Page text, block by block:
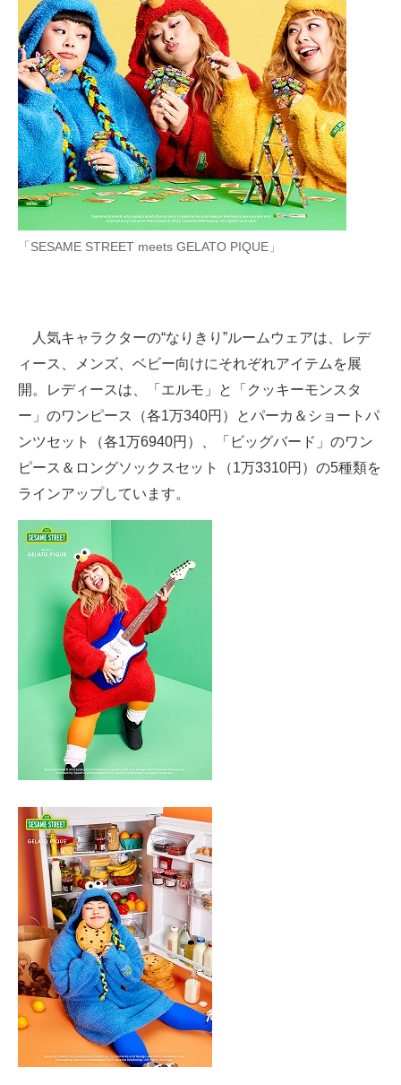
IT製品の技術・比較・事例
製造業のIT導入・活用を支援
モノづくり技術者専門サイト
エレクトロニクス専門サイト
電子設計の基本と応用
エネルギーの専門メディア
建設×テクノロジーの最前線
「SESAME STREET meets GELATO PIQUE」
人気キャラクターの“なりきり”ルームウェアは、レデ
ィース、メンズ、ベビー向けにそれぞれアイテムを展
開。レディースは、「エルモ」と「クッキーモンスタ
ー」のワンピース（各1万340円）とパーカ＆ショートパ
ンツセット（各1万6940円）、「ビッグバード」のワン
ピース＆ロングソックスセット（1万3310円）の5種類を
ラインアップしています。